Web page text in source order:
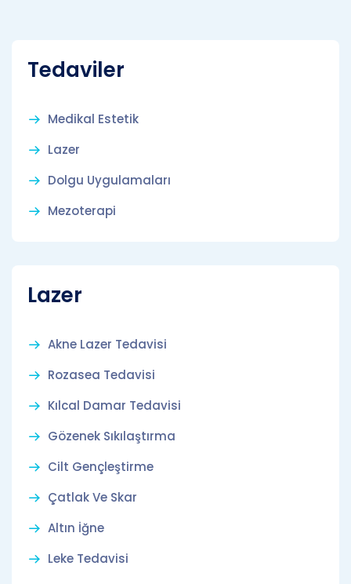
Tedaviler
Medikal Estetik
Lazer
Dolgu Uygulamaları
Mezoterapi
Lazer
Akne Lazer Tedavisi
Rozasea Tedavisi
Kılcal Damar Tedavisi
Gözenek Sıkılaştırma
Cilt Gençleştirme
Çatlak Ve Skar
Altın İğne
Leke Tedavisi